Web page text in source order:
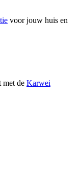
voor jouw huis en
met de Karwei